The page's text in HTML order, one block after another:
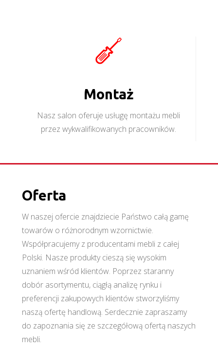
Montaż
Nasz salon oferuje usługę montażu mebli
przez wykwalifikowanych pracowników.
Oferta
W naszej ofercie znajdziecie Państwo całą gamę
towarów o różnorodnym wzornictwie.
Współpracujemy z producentami mebli z całej
Polski. Nasze produkty cieszą się wysokim
uznaniem wśród klientów. Poprzez staranny
dobór asortymentu, ciągłą analizę rynku i
preferencji zakupowych klientów stworzyliśmy
naszą ofertę handlową. Serdecznie zapraszamy
do zapoznania się ze szczegółową ofertą naszych
mebli.